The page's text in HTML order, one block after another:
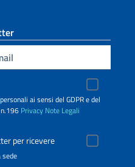
ai sensi del GDPR e del
Privacy Note Legali
per ricevere